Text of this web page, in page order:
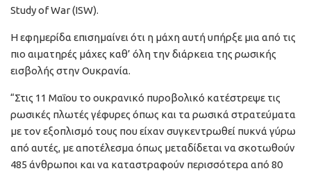
Study of War (ISW).
Η εφημερίδα επισημαίνει ότι η μάχη αυτή υπήρξε μια από τις
πιο αιματηρές μάχες καθ’ όλη την διάρκεια της ρωσικής
εισβολής στην Ουκρανία.
“Στις 11 Μαΐου το ουκρανικό πυροβολικό κατέστρεψε τις
ρωσικές πλωτές γέφυρες όπως και τα ρωσικά στρατεύματα
με τον εξοπλισμό τους που είχαν συγκεντρωθεί πυκνά γύρω
από αυτές, με αποτέλεσμα όπως μεταδίδεται να σκοτωθούν
485 άνθρωποι και να καταστραφούν περισσότερα από 80